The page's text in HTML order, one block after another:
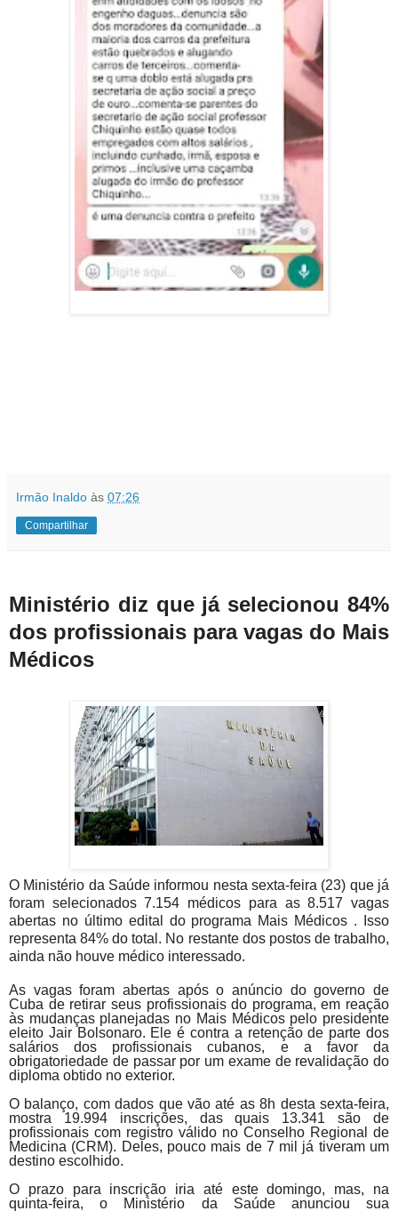
Irmão Inaldo às 07:26
Compartilhar
Ministério diz que já selecionou 84%
dos profissionais para vagas do Mais
Médicos
O Ministério da Saúde informou nesta sexta-feira (23) que já
foram selecionados 7.154 médicos para as 8.517 vagas
abertas no último edital do programa Mais Médicos . Isso
representa 84% do total. No restante dos postos de trabalho,
ainda não houve médico interessado.
As vagas foram abertas após o anúncio do governo de
Cuba de retirar seus profissionais do programa, em reação
às mudanças planejadas no Mais Médicos pelo presidente
eleito Jair Bolsonaro. Ele é contra a retenção de parte dos
salários dos profissionais cubanos, e a favor da
obrigatoriedade de passar por um exame de revalidação do
diploma obtido no exterior.
O balanço, com dados que vão até as 8h desta sexta-feira,
mostra 19.994 inscrições, das quais 13.341 são de
profissionais com registro válido no Conselho Regional de
Medicina (CRM). Deles, pouco mais de 7 mil já tiveram um
destino escolhido.
O prazo para inscrição iria até este domingo, mas, na
quinta-feira, o Ministério da Saúde anunciou sua